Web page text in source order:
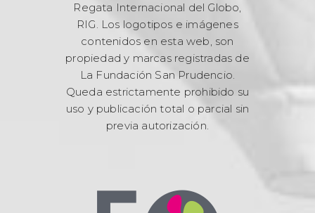
Regata Internacional del Globo,
RIG. Los logotipos e imágenes
contenidos en esta web, son
propiedad y marcas registradas de
La Fundación San Prudencio.
Queda estrictamente prohibido su
uso y publicación total o parcial sin
previa autorización.